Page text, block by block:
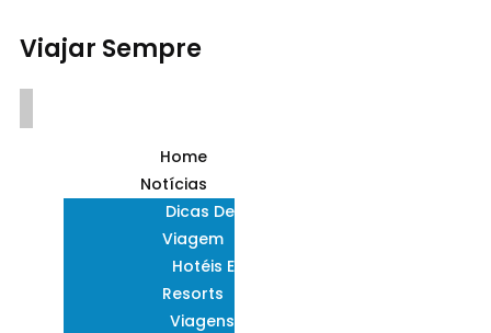
Viajar Sempre
Home
Notícias
Dicas De
Viagem
Hotéis E
Resorts
Viagens